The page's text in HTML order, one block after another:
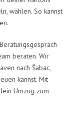
wählen. So kannst
beraten. Wir
nach Šabac,
kannst. Mit
Umzug zum